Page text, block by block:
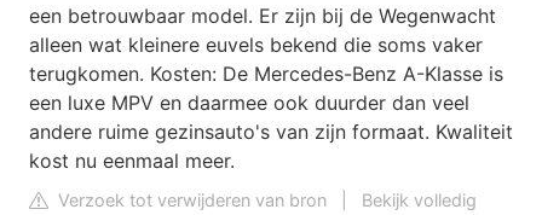
een betrouwbaar model. Er zijn bij de Wegenwacht
alleen wat kleinere euvels bekend die soms vaker
terugkomen. Kosten: De Mercedes-Benz A-Klasse is
een luxe MPV en daarmee ook duurder dan veel
andere ruime gezinsauto's van zijn formaat. Kwaliteit
kost nu eenmaal meer.
Verzoek tot verwijderen van bron
Bekijk volledig